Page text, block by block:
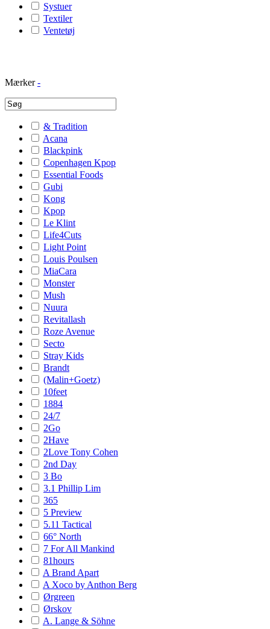
Systuer
Textiler
Ventetøj
Mærker -
& Tradition
Acana
Blackpink
Copenhagen Kpop
Essential Foods
Gubi
Kong
Kpop
Le Klint
Life4Cuts
Light Point
Louis Poulsen
MiaCara
Monster
Mush
Nuura
Revitallash
Roze Avenue
Secto
Stray Kids
Brandt
(Malin+Goetz)
10feet
1884
24/7
2Go
2Have
2Love Tony Cohen
2nd Day
3 Bo
3.1 Phillip Lim
365
5 Preview
5.11 Tactical
66° North
7 For All Mankind
81hours
A Brand Apart
A Xoco by Anthon Berg
Ørgreen
Ørskov
A. Lange & Söhne